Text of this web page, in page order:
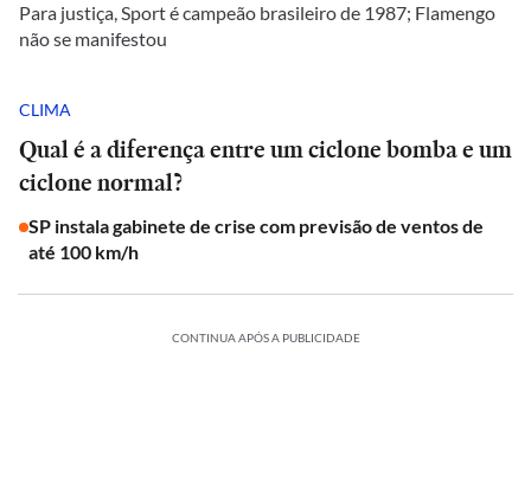
Para justiça, Sport é campeão brasileiro de 1987; Flamengo
não se manifestou
CLIMA
Qual é a diferença entre um ciclone bomba e um
ciclone normal?
SP instala gabinete de crise com previsão de ventos de
até 100 km/h
CONTINUA APÓS A PUBLICIDADE